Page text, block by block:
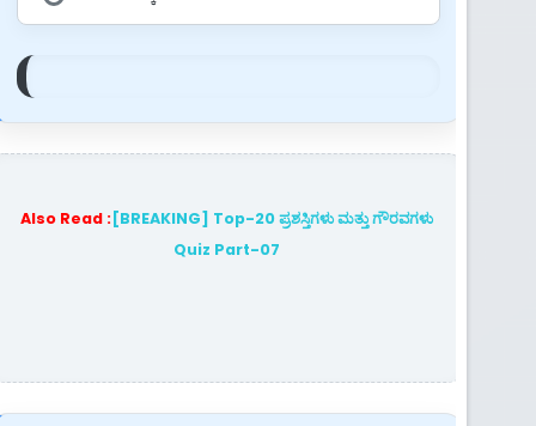
Also Read : [BREAKING] Top-20 ಪ್ರಶಸ್ತಿಗಳು ಮತ್ತು ಗೌರವಗಳು
Quiz Part-07